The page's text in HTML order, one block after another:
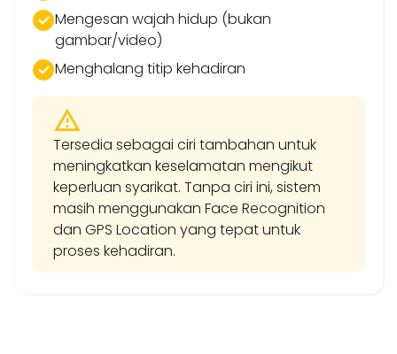
Mengesan wajah hidup (bukan
gambar/video)
Menghalang titip kehadiran
Tersedia sebagai ciri tambahan untuk
meningkatkan keselamatan mengikut
keperluan syarikat. Tanpa ciri ini, sistem
masih menggunakan Face Recognition
dan GPS Location yang tepat untuk
proses kehadiran.